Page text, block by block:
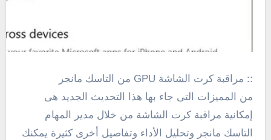
:: مراقبة كرت الشاشة GPU من التاسك مانجر
من المميزات التى جاء بها هذا التحديث الجديد هى
إمكانية مراقبة كرت الشاشة من خلال مدير المهام
التاسك مانجر وتحليل الأداء وتفاصيل أخرى كثيرة يمكنك